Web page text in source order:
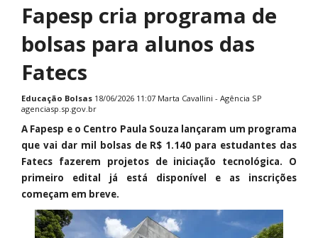
Fapesp cria programa de
bolsas para alunos das
Fatecs
Educação Bolsas 18/06/2026 11:07 Marta Cavallini - Agência SP
agenciasp.sp.gov.br
A Fapesp e o Centro Paula Souza lançaram um programa
que vai dar mil bolsas de R$ 1.140 para estudantes das
Fatecs fazerem projetos de iniciação tecnológica. O
primeiro edital já está disponível e as inscrições
começam em breve.